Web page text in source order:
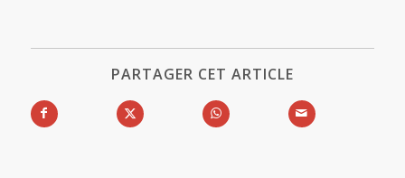
PARTAGER CET ARTICLE